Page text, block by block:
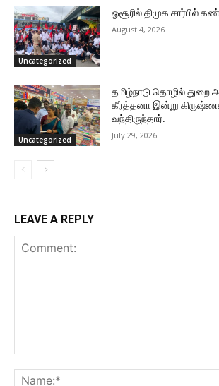
Uncategorized
ஓசூரில் திமுக சார்பில்
August 4, 2026
Uncategorized
தமிழ்நாடு தொழில் துறை
கீர்த்தனா இன்று
வந்திருந்தார்.
July 29, 2026
LEAVE A REPLY